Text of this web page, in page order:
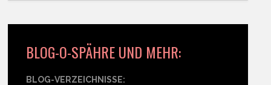
BLOG-O-SPÄHRE UND MEHR:
BLOG-VERZEICHNISSE: